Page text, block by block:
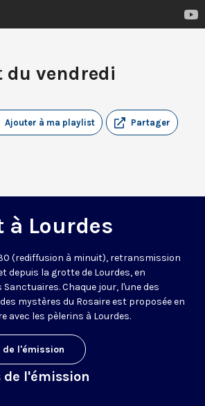
du vendredi
Partager
Ajouter à ma playlist
à Lourdes
(rediffusion à minuit), retransmission
depuis la grotte de Lourdes, en
Chaque jour, l'une des
mystères du Rosaire est proposée en
avec les pèlerins à Lourdes.
l'émission
l'émission